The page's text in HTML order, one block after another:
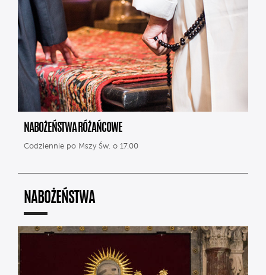
NABOŻEŃSTWA RÓŻAŃCOWE
Codziennie po Mszy Św. o 17.00
NABOŻEŃSTWA